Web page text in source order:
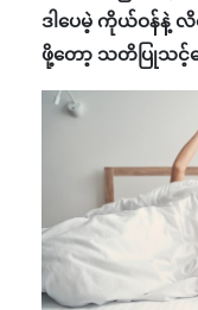
ဒါပေမဲ့ ကိုယ်ဝန်နဲ့
ဖို့တော့ သတိပြုသင့်က